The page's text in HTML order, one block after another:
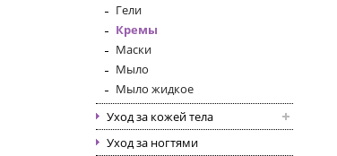
Гели
Кремы
Маски
Мыло
Мыло жидкое
Уход за кожей тела
Уход за ногтями